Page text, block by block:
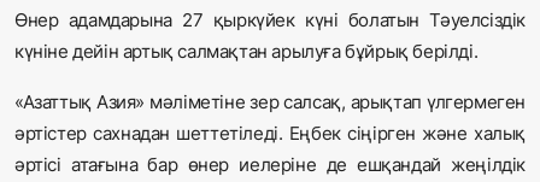
Өнер адамдарына 27 қыркүйек күні болатын Тәуелсіздік
күніне дейін артық салмақтан арылуға бұйрық берілді.
«Азаттық Азия» мәліметіне зер салсақ, арықтап үлгермеген
әртістер сахнадан шеттетіледі. Еңбек сіңірген және халық
әртісі атағына бар өнер иелеріне де ешқандай жеңілдік